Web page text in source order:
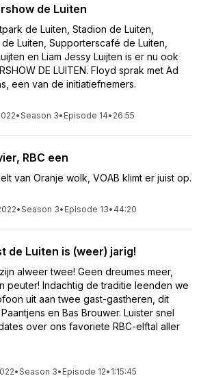
de Luiten
de Luiten, Stadion de Luiten,
Luiten, Supporterscafé de Luiten,
en Liam Jessy Luijten is er nu ook
DE LUITEN. Floyd sprak met Ad
een van de initiatiefnemers.
•Season 3• Episode 14• 26:55
RBC een
van Oranje wolk, VOAB klimt er juist op.
•Season 3• Episode 13• 44:20
de Luiten is (weer) jarig!
alweer twee! Geen dreumes meer,
peuter! Indachtig de traditie leenden we
uit aan twee gast-gastheren, dit
en Bas Brouwer. Luister snel
over ons favoriete RBC-elftal aller
•Season 3• Episode 12• 1:15:45